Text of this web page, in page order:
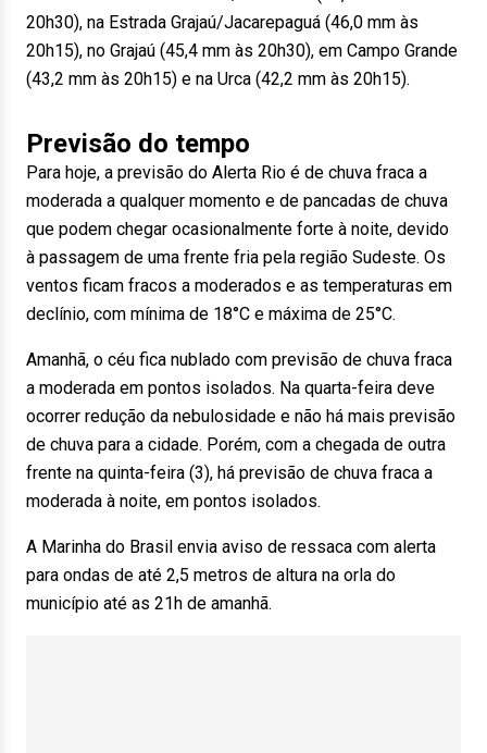
20h30), na Estrada Grajaú/Jacarepaguá (46,0 mm às
20h15), no Grajaú (45,4 mm às 20h30), em Campo Grande
(43,2 mm às 20h15) e na Urca (42,2 mm às 20h15).
Previsão do tempo
Para hoje, a previsão do Alerta Rio é de chuva fraca a
moderada a qualquer momento e de pancadas de chuva
que podem chegar ocasionalmente forte à noite, devido
à passagem de uma frente fria pela região Sudeste. Os
ventos ficam fracos a moderados e as temperaturas em
declínio, com mínima de 18°C e máxima de 25°C.
Amanhã, o céu fica nublado com previsão de chuva fraca
a moderada em pontos isolados. Na quarta-feira deve
ocorrer redução da nebulosidade e não há mais previsão
de chuva para a cidade. Porém, com a chegada de outra
frente na quinta-feira (3), há previsão de chuva fraca a
moderada à noite, em pontos isolados.
A Marinha do Brasil envia aviso de ressaca com alerta
para ondas de até 2,5 metros de altura na orla do
município até as 21h de amanhã.